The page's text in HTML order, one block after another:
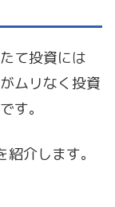
て投資には
ムリなく投資
す。
介します。